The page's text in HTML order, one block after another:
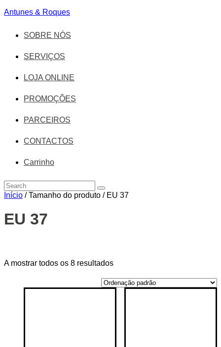
Antunes & Roques
SOBRE NÓS
SERVIÇOS
LOJA ONLINE
PROMOÇÕES
PARCEIROS
CONTACTOS
Carrinho
Início / Tamanho do produto / EU 37
EU 37
On sale(14)
A mostrar todos os 8 resultados